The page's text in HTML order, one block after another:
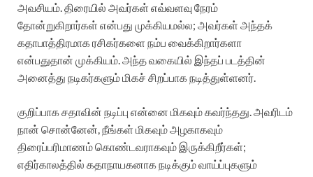
அவசியம். திரையில் அவர்கள் எவ்வளவு நேரம்
தோன்றுகிறார்கள் என்பது முக்கியமல்ல; அவர்கள் அந்தக்
கதாபாத்திரமாக ரசிகர்களை நம்ப வைக்கிறார்களா
என்பதுதான் முக்கியம். அந்த வகையில் இந்தப் படத்தின்
அனைத்து நடிகர்களும் மிகச் சிறப்பாக நடித்துள்ளனர்.
குறிப்பாக சதாவின் நடிப்பு என்னை மிகவும் கவர்ந்தது. அவரிடம்
நான் சொன்னேன், நீங்கள் மிகவும் அழகாகவும்
திரைப்பரிமாணம் கொண்டவராகவும் இருக்கிறீர்கள்;
எதிர்காலத்தில் கதாநாயகனாக நடிக்கும் வாய்ப்புகளும்